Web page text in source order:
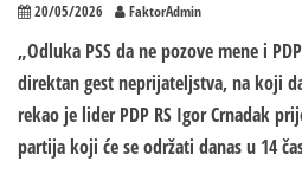
20/05/2026 FaktorAdmin
„Odluka PSS da ne pozove mene i
direktan gest neprijateljstva, na koji
rekao je lider PDP RS Igor Crnadak
partija koji će se održati danas u 14